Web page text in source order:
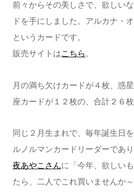
前々からその美しさで、欲しい
ドを手にしました。アルカナ・
というカードです。
販売サイトはこちら 。
月の満ち欠けカードが４枚、惑
座カードが１２枚の、合計２６枚
同じ２月生まれで、毎年誕生日
ルノルマンカードリーダーであ
夜あやこさんに「今年、欲しい
たら、二人でこれ買いませんか